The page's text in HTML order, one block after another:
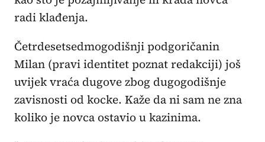
radi klađenja.
Četrdesetsedmogodišnji podgoričanin
Milan (pravi identitet poznat redakciji) još
uvijek vraća dugove zbog dugogodišnje
zavisnosti od kocke. Kaže da ni sam ne zna
koliko je novca ostavio u kazinima.